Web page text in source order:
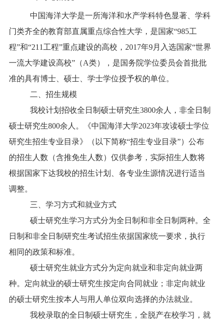
中国海洋大学是一所海洋和水产学科特色显著、学科
门类齐全的教育部直属重点综合性大学，是国家“985工
程”和“211工程”重点建设的高校，2017年9月入选国家“世界
一流大学建设高校”（A类），是国务院学位委员会首批批
准的具有博士、硕士、学士学位授予权的单位。
二、招生规模
我校计划招收全日制硕士研究生3800余人，非全日制
硕士研究生800余人。《中国海洋大学2023年攻读硕士学位
研究生招生专业目录》（以下简称“招生专业目录”）公布
的招生人数（含推免生人数）仅供参考，实际招生人数将
根据国家下达我校的招生计划、各专业生源情况进行适当
调整。
三、学习方式和就业方式
硕士研究生学习方式分为全日制和非全日制两种。全
日制和非全日制研究生考试招生依据国家统一要求，执行
相同的政策和标准。
硕士研究生就业方式分为定向就业和非定向就业两
种。定向就业的硕士研究生按定向合同就业；非定向就业
的硕士研究生按本人与用人单位双向选择的办法就业。
我校录取的全日制硕士研究生，全脱产在校学习，就